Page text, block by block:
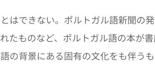
はできない。ポルトガル語新聞の
たものなど、ポルトガル語の本が書
の背景にある固有の文化をも伴う